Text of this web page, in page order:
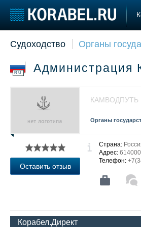
Судостроение
Новости
Репутация
Работа
Крюинг
Реклама
Торговая
Продажа
Изделия
Услуги
Судоходство Органы
RU Администрация
КАМВОДПУТЬ
Органы
Оставить отзыв
Страна:
Адрес:
Телефон:
Корабел.Директ